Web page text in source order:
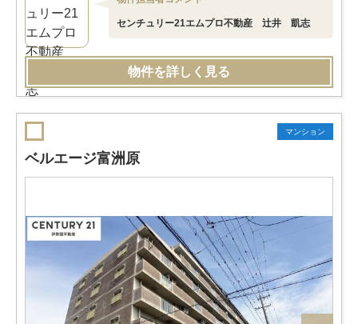
センチュリー21エムプロ不動産 辻井 凱志
物件を詳しく見る
マンション
ベルエージ富洲原